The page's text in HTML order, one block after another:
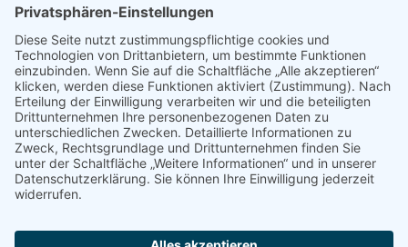
Kontakt
Datenschutzerklärung
Impressum
Erstinformation
EU-Transparenzverordnung (TVO)